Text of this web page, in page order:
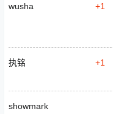
wusha +1
执铭 +1
showmark